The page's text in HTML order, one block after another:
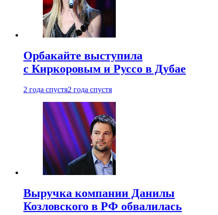
Орбакайте выступила
с Киркоровым и Руссо в Дубае
2 года спустя2 года спустя
Выручка компании Данилы
Козловского в РФ обвалилась